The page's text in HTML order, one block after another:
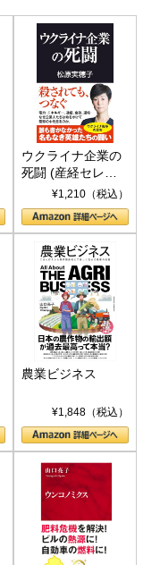
ウクライナ企業の
死闘 (産経セレク
ト S 039)¥1,210（税込）
農業ビジネス
¥1,848（税込）